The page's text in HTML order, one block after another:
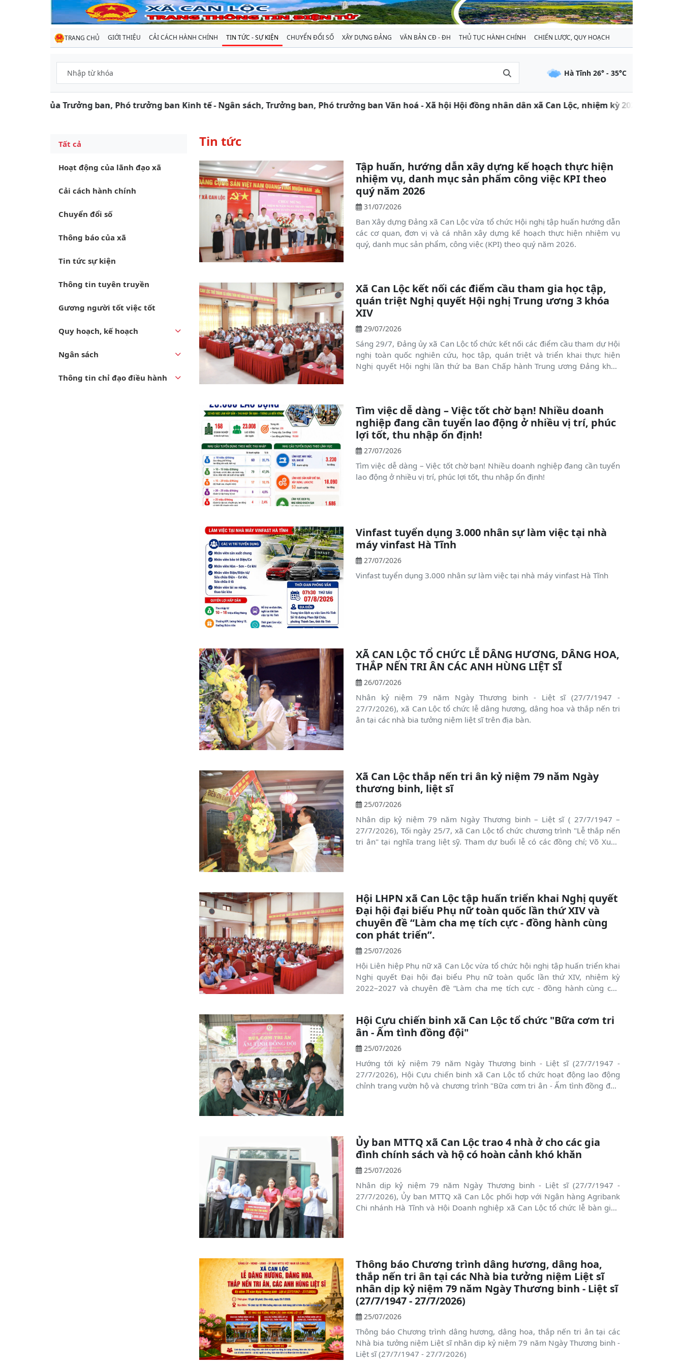
TRANG CHỦ GIỚI THIỆU CẢI CÁCH HÀNH CHÍNH TIN TỨC - SỰ KIỆN CHUYỂN ĐỔI SỐ XÂY DỰNG ĐẢNG VĂN BẢN CĐ - ĐH THỦ TỤC HÀNH CHÍNH CHIẾN LƯỢC, QUY HOẠCH
Hà Tĩnh 26° - 35°C
ký của Trưởng ban, Phó trưởng ban Kinh tế - Ngân sách, Trưởng ban, Phó trưởng ban Văn hoá - Xã hội Hội đồng nhân dân xã Can Lộc, nhiệm kỳ 2021 - 2026
Tất cả
Hoạt động của lãnh đạo xã
Cải cách hành chính
Chuyển đổi số
Thông báo của xã
Tin tức sự kiện
Thông tin tuyên truyền
Gương người tốt việc tốt
Quy hoạch, kế hoạch
Ngân sách
Thông tin chỉ đạo điều hành
Tin tức
Tập huấn, hướng dẫn xây dựng kế hoạch thực hiện
nhiệm vụ, danh mục sản phẩm công việc KPI theo
quý năm 2026
31/07/2026
Ban Xây dựng Đảng xã Can Lộc vừa tổ chức Hội nghị tập huấn hướng dẫn
các cơ quan, đơn vị và cá nhân xây dựng kế hoạch thực hiện nhiệm vụ
quý, danh mục sản phẩm, công việc (KPI) theo quý năm 2026.
Xã Can Lộc kết nối các điểm cầu tham gia học tập,
quán triệt Nghị quyết Hội nghị Trung ương 3 khóa
XIV
29/07/2026
Sáng 29/7, Đảng ủy xã Can Lộc tổ chức kết nối các điểm cầu tham dự Hội
nghị toàn quốc nghiên cứu, học tập, quán triệt và triển khai thực hiện
Nghị quyết Hội nghị lần thứ ba Ban Chấp hành Trung ương Đảng khóa
Tìm việc dễ dàng – Việc tốt chờ bạn! Nhiều doanh
nghiệp đang cần tuyển lao động ở nhiều vị trí, phúc
lợi tốt, thu nhập ổn định!
27/07/2026
Tìm việc dễ dàng – Việc tốt chờ bạn! Nhiều doanh nghiệp đang cần tuyển
lao động ở nhiều vị trí, phúc lợi tốt, thu nhập ổn định!
Vinfast tuyển dụng 3.000 nhân sự làm việc tại nhà
máy vinfast Hà Tĩnh
27/07/2026
Vinfast tuyển dụng 3.000 nhân sự làm việc tại nhà máy vinfast Hà Tĩnh
XÃ CAN LỘC TỔ CHỨC LỄ DÂNG HƯƠNG, DÂNG HOA,
THẮP NẾN TRI ÂN CÁC ANH HÙNG LIỆT SĨ
26/07/2026
Nhân kỷ niệm 79 năm Ngày Thương binh - Liệt sĩ (27/7/1947 -
27/7/2026), xã Can Lộc tổ chức lễ dâng hương, dâng hoa và thắp nến tri
ân tại các nhà bia tưởng niệm liệt sĩ trên địa bàn.
Xã Can Lộc thắp nến tri ân kỷ niệm 79 năm Ngày
thương binh, liệt sĩ
25/07/2026
Nhân dịp kỷ niệm 79 năm Ngày Thương binh – Liệt sĩ ( 27/7/1947 –
27/7/2026), Tối ngày 25/7, xã Can Lộc tổ chức chương trình "Lễ thắp nến
tri ân" tại nghĩa trang liệt sỹ. Tham dự buổi lễ có các đồng chí; Võ Xuân
Hội LHPN xã Can Lộc tập huấn triển khai Nghị quyết
Đại hội đại biểu Phụ nữ toàn quốc lần thứ XIV và
chuyên đề “Làm cha mẹ tích cực - đồng hành cùng
con phát triển”.
25/07/2026
Hội Liên hiệp Phụ nữ xã Can Lộc vừa tổ chức hội nghị tập huấn triển khai
Nghị quyết Đại hội đại biểu Phụ nữ toàn quốc lần thứ XIV, nhiệm kỳ
2022–2027 và chuyên đề “Làm cha mẹ tích cực - đồng hành cùng con
Nguyễn Quang Huy, Phó Bí thư Thường trực Đảng ủy; Lê Xuân Đức, Phó
Chủ tịch HĐND xã.
Hội Cựu chiến binh xã Can Lộc tổ chức "Bữa cơm tri
ân - Ấm tình đồng đội"
25/07/2026
Hướng tới kỷ niệm 79 năm Ngày Thương binh - Liệt sĩ (27/7/1947 -
27/7/2026), Hội Cựu chiến binh xã Can Lộc tổ chức hoạt động lao động
chỉnh trang vườn hộ và chương trình "Bữa cơm tri ân - Ấm tình đồng đội"
Ủy ban MTTQ xã Can Lộc trao 4 nhà ở cho các gia
đình chính sách và hộ có hoàn cảnh khó khăn
25/07/2026
Nhân dịp kỷ niệm 79 năm Ngày Thương binh - Liệt sĩ (27/7/1947 -
27/7/2026), Ủy ban MTTQ xã Can Lộc phối hợp với Ngân hàng Agribank
Chi nhánh Hà Tĩnh và Hội Doanh nghiệp xã Can Lộc tổ chức lễ bàn giao
Thông báo Chương trình dâng hương, dâng hoa,
thắp nến tri ân tại các Nhà bia tưởng niệm Liệt sĩ
nhân dịp kỷ niệm 79 năm Ngày Thương binh - Liệt sĩ
(27/7/1947 - 27/7/2026)
25/07/2026
Thông báo Chương trình dâng hương, dâng hoa, thắp nến tri ân tại các
Nhà bia tưởng niệm Liệt sĩ nhân dịp kỷ niệm 79 năm Ngày Thương binh -
Liệt sĩ (27/7/1947 - 27/7/2026)